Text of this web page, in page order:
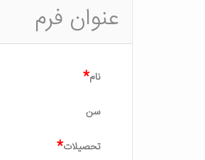
عنوان فرم
نام*
سن
تحصیلات*